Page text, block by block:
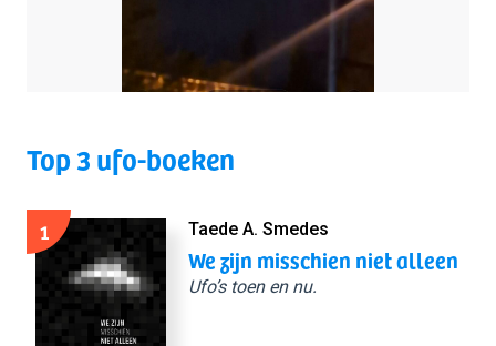
Top 3 ufo-boeken
1 Taede A. Smedes
We zijn misschien niet alleen
Ufo’s toen en nu.